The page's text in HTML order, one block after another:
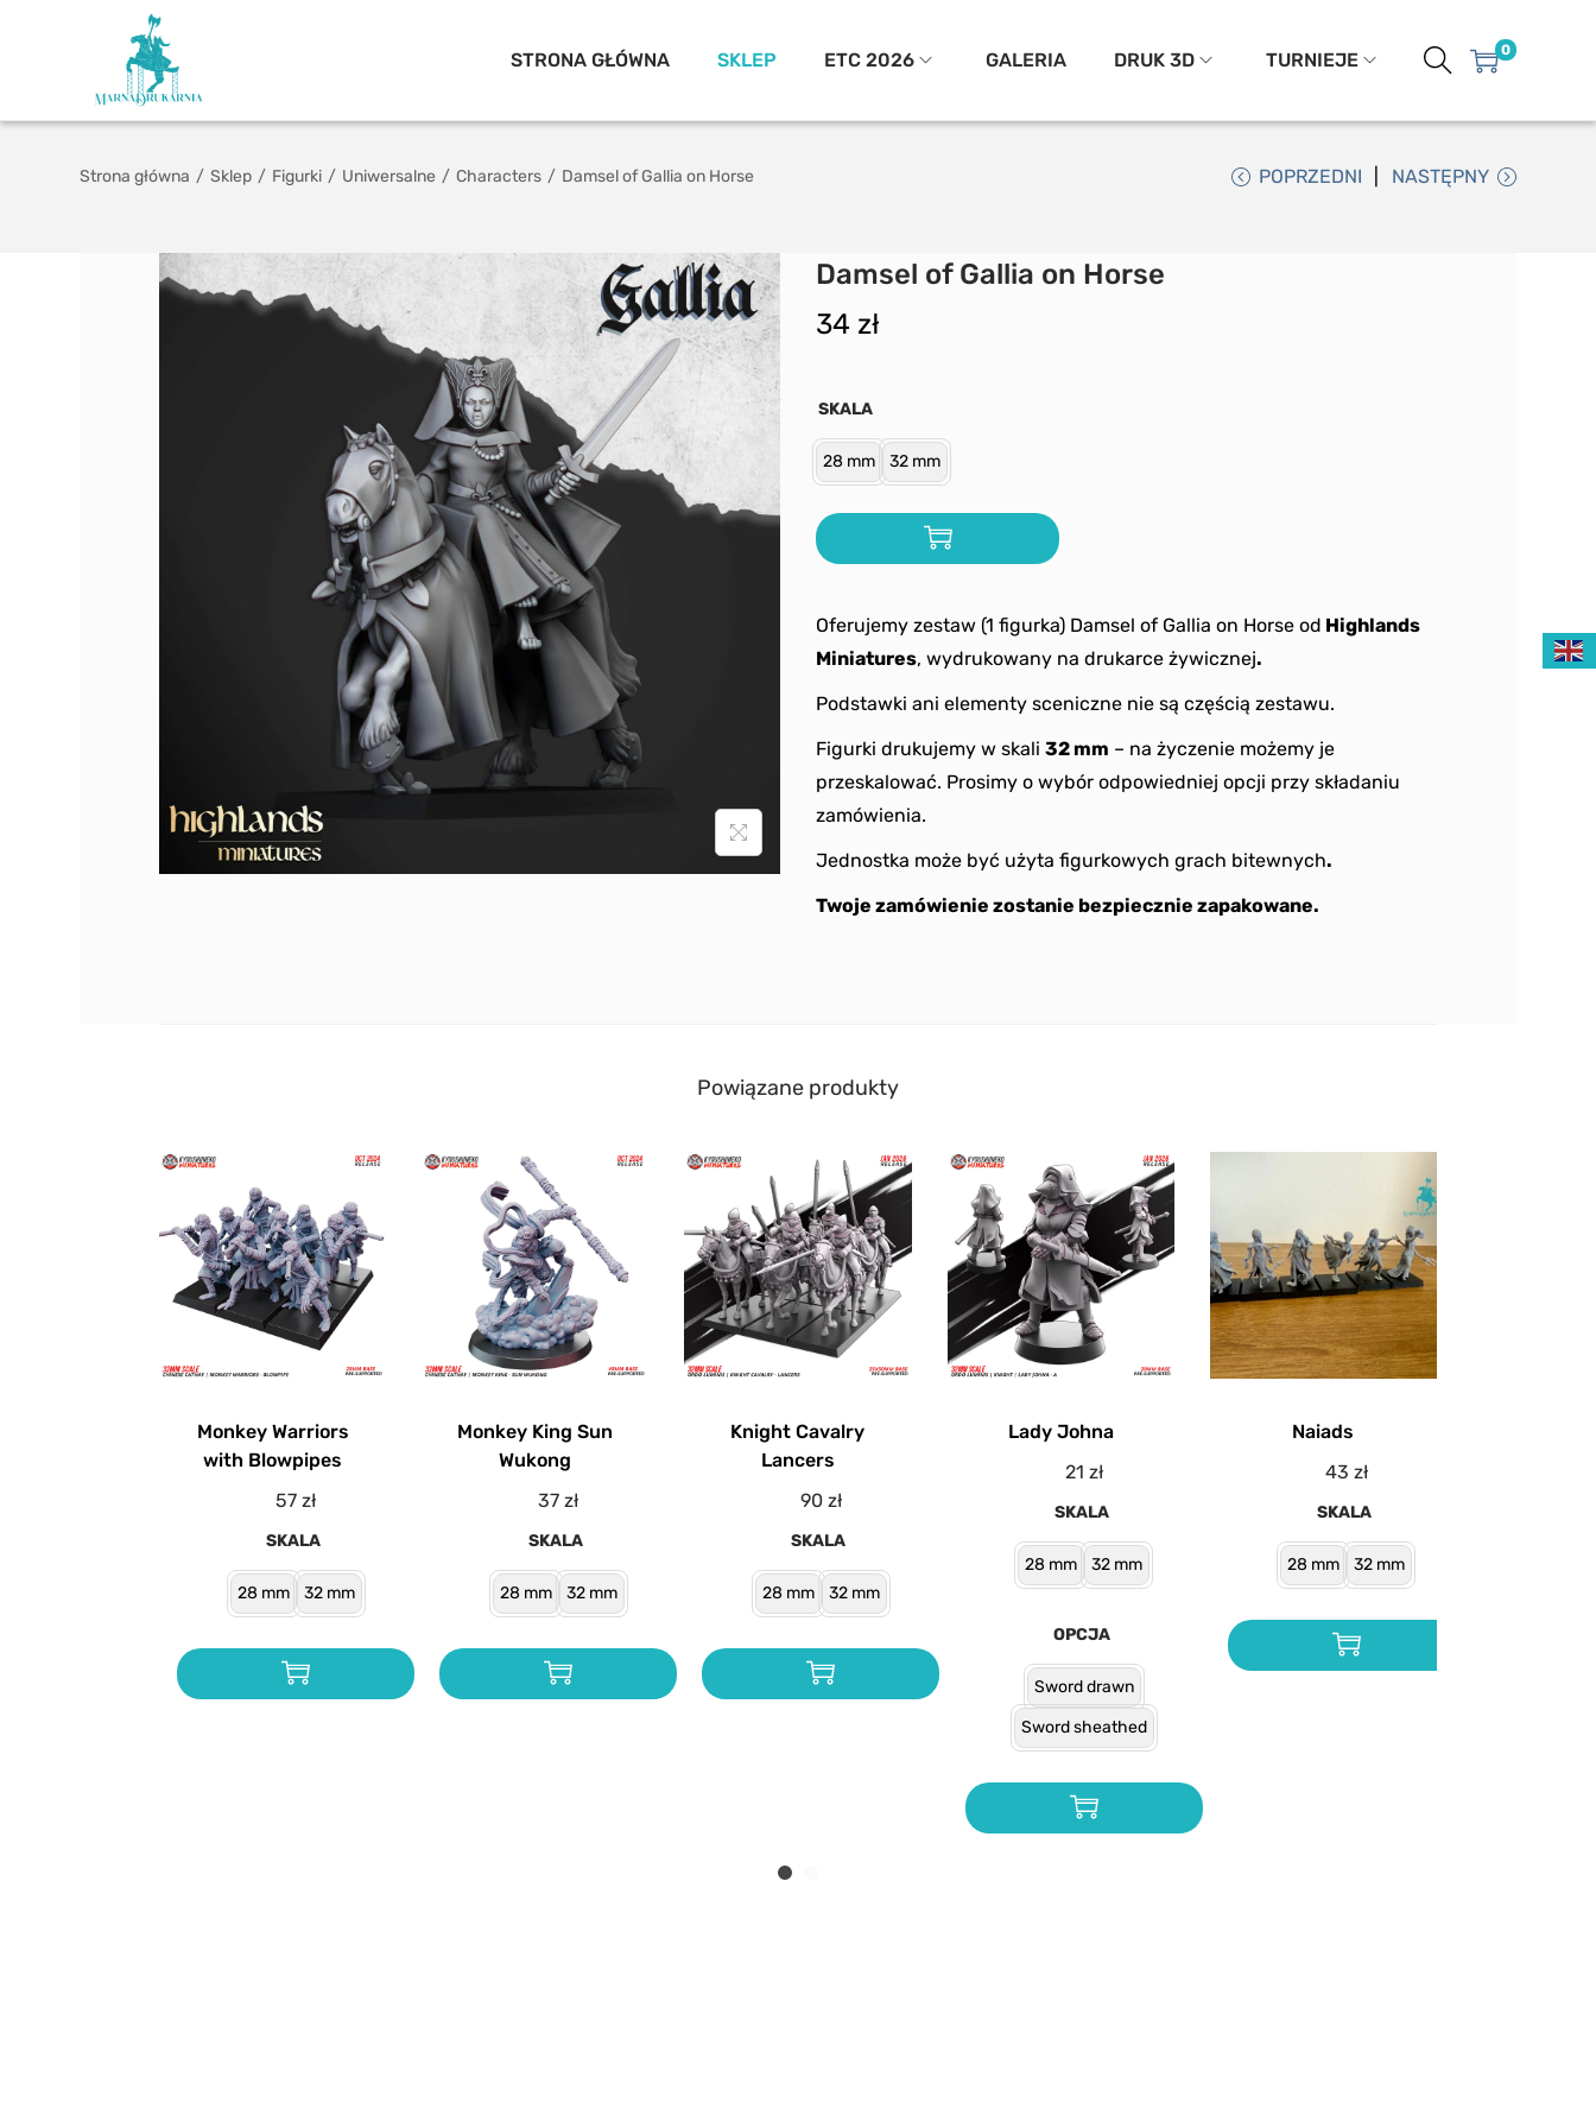
STRONA GŁÓWNA SKLEP ETC 2026 GALERIA DRUK 3D TURNIEJE 0
Strona główna / Sklep / Figurki / Uniwersalne / Characters / Damsel of Gallia on Horse POPRZEDNI NASTĘPNY
Damsel of Gallia on Horse
34 zł
Oferujemy zestaw (1 figurka) Damsel of Gallia on Horse od Highlands
Miniatures, wydrukowany na drukarce żywicznej.
Podstawki ani elementy sceniczne nie są częścią zestawu.
Figurki drukujemy w skali 32 mm – na życzenie możemy je
przeskalować. Prosimy o wybór odpowiedniej opcji przy składaniu
zamówienia.
Jednostka może być użyta figurkowych grach bitewnych.
Twoje zamówienie zostanie bezpiecznie zapakowane.
SKALA
28 mm 32 mm
Powiązane produkty
Monkey Warriors
with Blowpipes
57zł
SKALA
28 mm 32 mm
Monkey King Sun
Wukong
37zł
SKALA
28 mm 32 mm
Knight Cavalry
Lancers
90 zł
SKALA
28 mm 32 mm
Lady Johna
21 zł
SKALA
28 mm 32 mm
OPCJA
Sword drawn
Sword sheathed
Naiads
43 zł
SKALA
28 mm 32 mm